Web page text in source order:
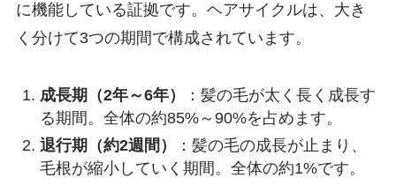
に機能している証拠です。ヘアサイクルは、大き
く分けて3つの期間で構成されています。
成長期（2年～6年）
：髪の毛が太く長く成長す
る期間。全体の約85%～90%を占めます。
退行期（約2週間）
：髪の毛の成長が止まり、
毛根が縮小していく期間。全体の約1%です。